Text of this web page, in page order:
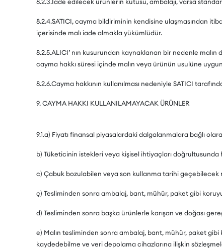
8.2.4.SATICI, cayma bildiriminin kendisine ulaşmasından
içerisinde malı iade almakla yükümlüdür.
8.2.5.ALICI’ nın kusurundan kaynaklanan bir nedenle
cayma hakkı süresi içinde malın veya ürünün usulüne
8.2.6.Cayma hakkının kullanılması nedeniyle SATICI
9. CAYMA HAKKI KULLANILAMAYACAK ÜRÜNLER
9.1.a) Fiyatı finansal piyasalardaki dalgalanmalara bağlı
b) Tüketicinin istekleri veya kişisel ihtiyaçları doğrultusunda
c) Çabuk bozulabilen veya son kullanma tarihi geçebilecek
ç) Tesliminden sonra ambalaj, bant, mühür, paket gibi
d) Tesliminden sonra başka ürünlerle karışan ve doğası
e) Malın tesliminden sonra ambalaj, bant, mühür, paket
kaydedebilme ve veri depolama cihazlarına ilişkin